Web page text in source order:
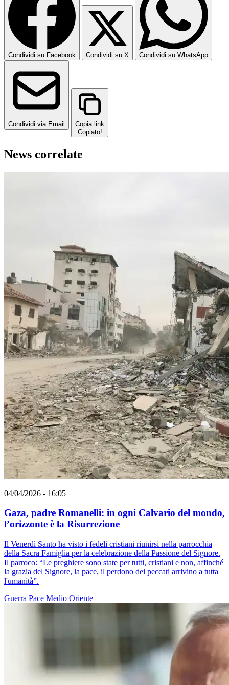
Condividi su Facebook Condividi su X Condividi su WhatsApp
Condividi via Email
Copia link
Copiato!
News correlate
04/04/2026 - 16:05
Gaza, padre Romanelli: in ogni Calvario del mondo,
l’orizzonte è la Risurrezione
Il Venerdì Santo ha visto i fedeli cristiani riunirsi nella parrocchia
della Sacra Famiglia per la celebrazione della Passione del Signore.
Il parroco: “Le preghiere sono state per tutti, cristiani e non, affinché
la grazia del Signore, la pace, il perdono dei peccati arrivino a tutta
l'umanità”.
Guerra Pace Medio Oriente